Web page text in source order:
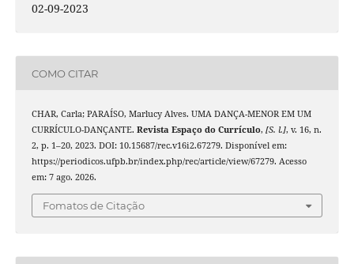
02-09-2023
COMO CITAR
CHAR, Carla; PARAÍSO, Marlucy Alves. UMA DANÇA-MENOR EM UM
CURRÍCULO-DANÇANTE. Revista Espaço do Currículo, [S. l.], v. 16, n.
2, p. 1–20, 2023. DOI: 10.15687/rec.v16i2.67279. Disponível em:
https://periodicos.ufpb.br/index.php/rec/article/view/67279. Acesso
em: 7 ago. 2026.
Fomatos de Citação